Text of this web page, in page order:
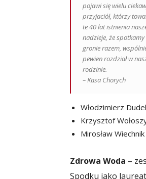
pojawi się wielu
przyjaciół, którzy
te 40 lat istnienia
nadzieje, że
gronie razem,
pewien rozdział w
rodzinie.
– Kasa Chorych
Włodzimierz
Krzysztof
Mirosław
Zdrowa Woda –
Spodku jako laureat